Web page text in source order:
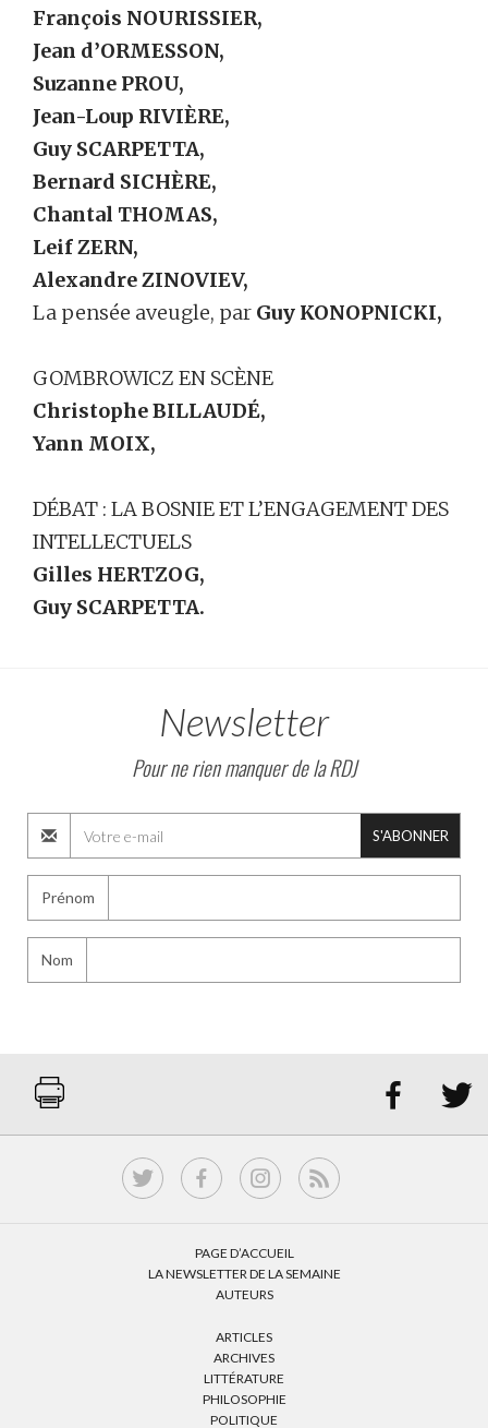
François NOURISSIER,
Jean d’ORMESSON,
Suzanne PROU,
Jean-Loup RIVIÈRE,
Guy SCARPETTA,
Bernard SICHÈRE,
Chantal THOMAS,
Leif ZERN,
Alexandre ZINOVIEV,
La pensée aveugle, par Guy KONOPNICKI,
GOMBROWICZ EN SCÈNE
Christophe BILLAUDÉ,
Yann MOIX,
DÉBAT : LA BOSNIE ET L’ENGAGEMENT DES
INTELLECTUELS
Gilles HERTZOG,
Guy SCARPETTA.
Newsletter
Pour ne rien manquer de la RDJ
S'ABONNER
Prénom
Nom
 
PAGE D’ACCUEIL
LA NEWSLETTER DE LA SEMAINE
AUTEURS
ARTICLES
ARCHIVES
LITTÉRATURE
PHILOSOPHIE
POLITIQUE